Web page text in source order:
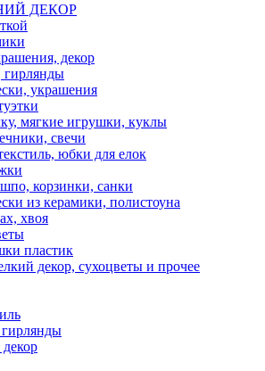
ДЕКОР
декор
гирлянды
украшения
мягкие игрушки, куклы
свечи
юбки для елок
корзинки, санки
из керамики, полистоуна
хвоя
пластик
декор, сухоцветы и прочее